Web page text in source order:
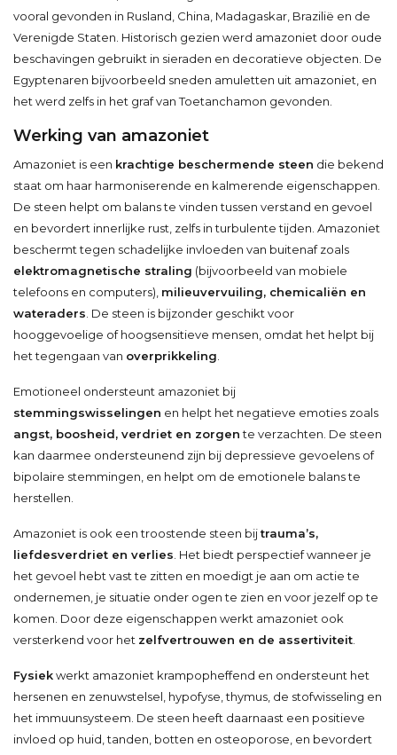
vooral gevonden in Rusland, China, Madagaskar, Brazilië en de
Verenigde Staten. Historisch gezien werd amazoniet door oude
beschavingen gebruikt in sieraden en decoratieve objecten. De
Egyptenaren bijvoorbeeld sneden amuletten uit amazoniet, en
het werd zelfs in het graf van Toetanchamon gevonden.
Werking van amazoniet
Amazoniet is een krachtige beschermende steen die bekend
staat om haar harmoniserende en kalmerende eigenschappen.
De steen helpt om balans te vinden tussen verstand en gevoel
en bevordert innerlijke rust, zelfs in turbulente tijden. Amazoniet
beschermt tegen schadelijke invloeden van buitenaf zoals
elektromagnetische straling (bijvoorbeeld van mobiele
telefoons en computers), milieuvervuiling, chemicaliën en
wateraders . De steen is bijzonder geschikt voor
hooggevoelige of hoogsensitieve mensen, omdat het helpt bij
het tegengaan van overprikkeling
Emotioneel ondersteunt amazoniet bij
stemmingswisselingen en helpt het negatieve emoties zoals
angst, boosheid, verdriet en zorgente verzachten. De steen
kan daarmee ondersteunend zijn bij depressieve gevoelens of
bipolaire stemmingen, en helpt om de emotionele balans te
herstellen.
Amazoniet is ook een troostende steen bijtrauma’s,
liefdesverdriet en verlies . Het biedt perspectief wanneer je
het gevoel hebt vast te zitten en moedigt je aan om actie te
ondernemen, je situatie onder ogen te zien en voor jezelf op te
komen. Door deze eigenschappen werkt amazoniet ook
versterkend voor het zelfvertrouwen en de assertiviteit
Fysiekwerkt amazoniet krampopheffend en ondersteunt het
hersenen en zenuwstelsel, hypofyse, thymus, de stofwisseling en
het immuunsysteem. De steen heeft daarnaast een positieve
invloed op huid, tanden, botten en osteoporose, en bevordert